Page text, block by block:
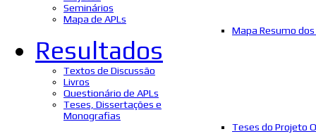
Seminários
Mapa de APLs
Mapa Resumo dos
Resultados
Textos de Discussão
Livros
Questionário de APLs
Teses, Dissertações e
Monografias
Teses do Projeto